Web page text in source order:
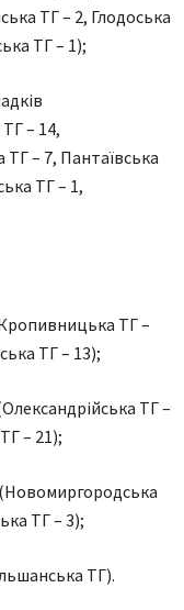
ТГ – 2, Глодоська
ТГ – 1);
– 14,
– 7, Пантаївська
ТГ – 1,
ТГ –
ТГ – 13);
ТГ –
– 21);
ТГ – 3);
ТГ).